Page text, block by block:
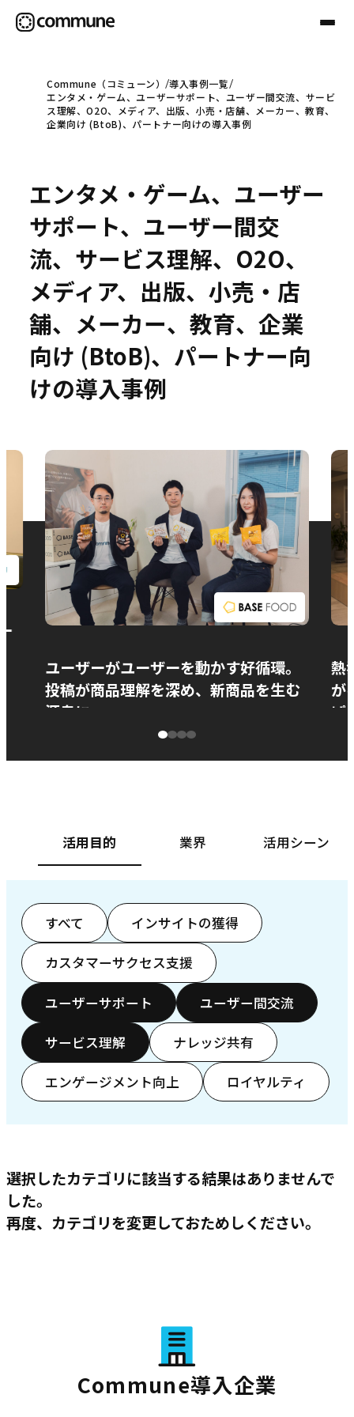
Communeについて
事例
セミナー
お役立ち情報
Commune（コミューン）
導入事例一覧
エンタメ・ゲーム、ユーザーサポート、ユーザー間交流、サービ
ス理解、O2O、メディア、出版、小売・店舗、メーカー、教育、
企業向け (BtoB)、パートナー向けの導入事例
エンタメ・ゲーム、ユーザー
サポート、ユーザー間交
流、サービス理解、O2O、
メディア、出版、小売・店
舗、メーカー、教育、企業
向け (BtoB)、パートナー向
けの導入事例
ユーザーがユーザーを動かす好循環。
投稿が商品理解を深め、新商品を生む
源泉に
熱
が
ぱ
活用目的 業界 活用シーン
すべて インサイトの獲得
カスタマーサクセス支援
ユーザーサポート ユーザー間交流
サービス理解 ナレッジ共有
エンゲージメント向上 ロイヤルティ
選択したカテゴリに該当する結果はありませんで
した。
再度、カテゴリを変更しておためしください。
Commune導入企業